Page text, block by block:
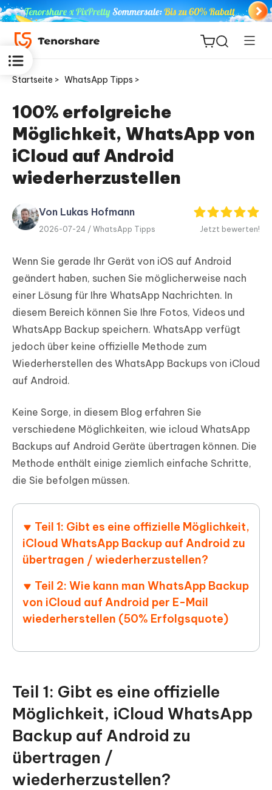
ReiBoot
for iOS
PDNob
Editor
Startseite > WhatsApp Tipps >
100% erfolgreiche
Möglichkeit, WhatsApp von
iCloud auf Android
wiederherzustellen
Von Lukas Hofmann
2026-07-24 / WhatsApp Tipps Jetzt bewerten!
Wenn Sie gerade Ihr Gerät von iOS auf Android
geändert haben, suchen Sie möglicherweise nach
einer Lösung für Ihre WhatsApp Nachrichten. In
diesem Bereich können Sie Ihre Fotos, Videos und
WhatsApp Backup speichern. WhatsApp verfügt
jedoch über keine offizielle Methode zum
Wiederherstellen des WhatsApp Backups von iCloud
auf Android.
Keine Sorge, in diesem Blog erfahren Sie
verschiedene Möglichkeiten, wie icloud WhatsApp
Backups auf Android Geräte übertragen können. Die
Methode enthält einige ziemlich einfache Schritte,
die Sie befolgen müssen.
Teil 1: Gibt es eine offizielle Möglichkeit,
iCloud WhatsApp Backup auf Android zu
übertragen / wiederherzustellen?
Teil 2: Wie kann man WhatsApp Backup
von iCloud auf Android per E-Mail
wiederherstellen (50% Erfolgsquote)
Teil 1: Gibt es eine offizielle
Möglichkeit, iCloud WhatsApp
Backup auf Android zu
übertragen /
wiederherzustellen?